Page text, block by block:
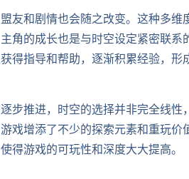
友和剧情也会随之改变。这种多维
角的成长也是与时空设定紧密联系
得指导和帮助，逐渐积累经验，形
步推进，时空的选择并非完全线性
戏增添了不少的探索元素和重玩价
得游戏的可玩性和深度大大提高。